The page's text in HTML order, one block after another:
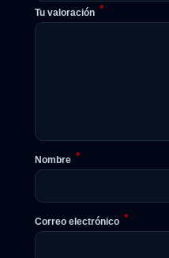
Tu valoración *
Nombre *
Correo electrónico *